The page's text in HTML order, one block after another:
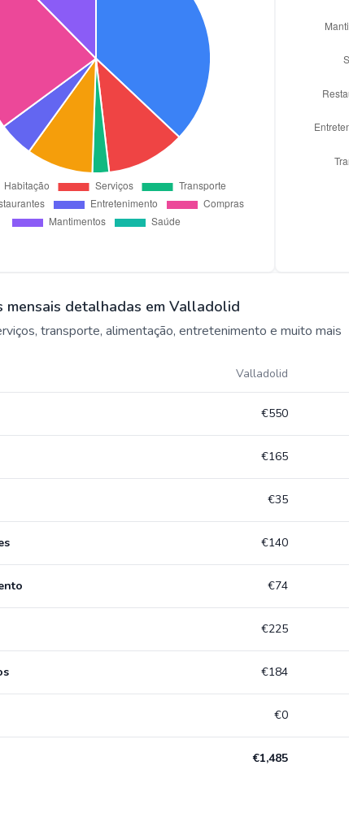
mensais detalhadas em Valladolid
transporte, alimentação, entretenimento e muito mais
Valladolid
€550
€165
€35
€140
€74
€225
€184
€0
€1,485